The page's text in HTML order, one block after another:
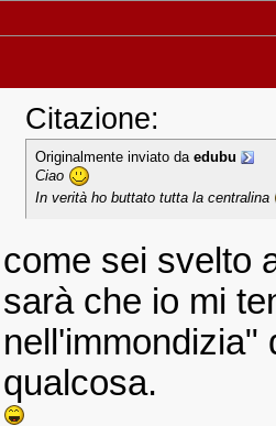
Citazione:
Originalmente inviato da edubu
Ciao
In verità ho buttato tutta la centralina
come sei svelto
sarà che io mi
nell'immondizia"
qualcosa.